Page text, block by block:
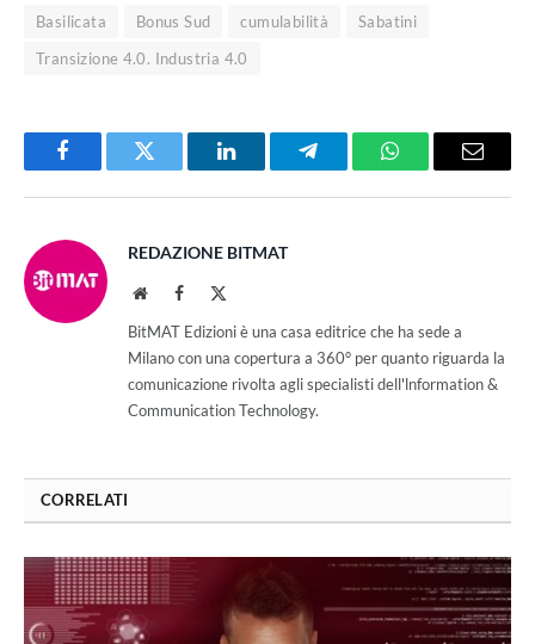
Basilicata Bonus Sud cumulabilità
Sabatini
Transizione 4.0. Industria 4.0
FacebookTwitter LinkedInTelegramWhatsAppEmail
REDAZIONE BITMAT
WebsiteFacebook
BitMAT Edizioni è una casa editrice che ha sede a
Milano con una copertura a 360° per quanto riguarda la
comunicazione rivolta agli specialisti dell'lnformation &
Communication Technology.
CORRELATI